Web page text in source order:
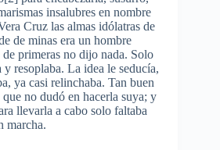
insalubres en nombre
Cruz las almas idólatras de
de minas era un hombre
primeras no dijo nada. Solo
resoplaba. La idea le seducía,
ya casi relinchaba. Tan buen
no dudó en hacerla suya; y
llevarla a cabo solo faltaba
marcha.